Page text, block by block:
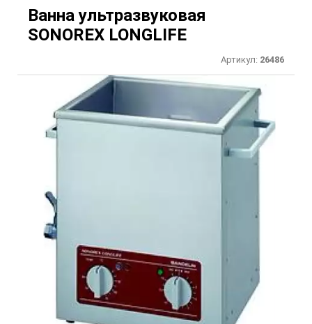
Ванна ультразвуковая
SONOREX LONGLIFE
Артикул: 26486